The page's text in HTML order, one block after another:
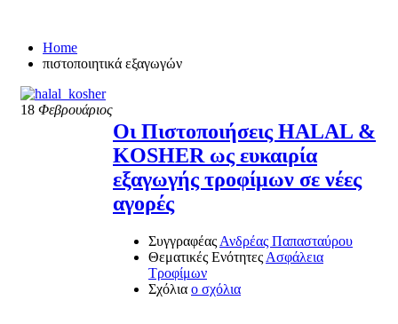
Home
πιστοποιητικά εξαγωγών
18 Φεβρουάριος
Οι Πιστοποιήσεις HALAL &
KOSHER ως ευκαιρία
εξαγωγής τροφίμων σε νέες
αγορές
Συγγραφέας Ανδρέας Παπασταύρου
Θεματικές Ενότητες Ασφάλεια
Τροφίμων
Σχόλια ο σχόλια